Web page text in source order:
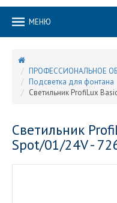
MEНЮ
ПРОФЕССИОНАЛЬНОЕ
Подсветка для фонтана
Светильник ProfiLux
Светильник
Spot/01/24V -